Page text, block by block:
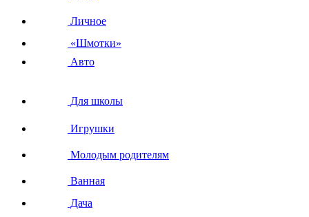
Личное
«Шмотки»
Авто
Для школы
Игрушки
Молодым родителям
Ванная
Дача